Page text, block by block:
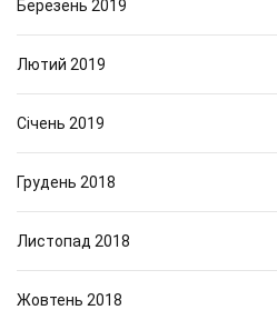
Березень 2019
Лютий 2019
Січень 2019
Грудень 2018
Листопад 2018
Жовтень 2018